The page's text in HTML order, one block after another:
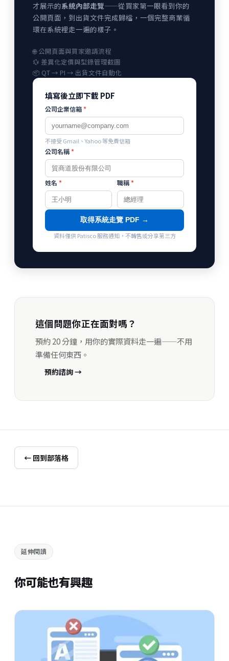
才展示的系統內部走覽——從買家第一眼看到你的
公開頁面，到出貨文件完成歸檔，一個完整商業循
環在系統裡走一遍的樣子。
🌐 公開頁面與買家邀請流程
💱 差異化定價與型錄管理截圖
📦 QT → PI → 出貨文件自動化
填寫後立即下載 PDF
公司企業信箱*
不接受 Gmail、Yahoo 等免費信箱
公司名稱*
姓名 * 職稱*
取得系統走覽 PDF →
資料僅供 Patisco 服務通知，不轉售或分享第三方
這個問題你正在面對嗎？
預約 20 分鐘，用你的實際資料走一遍——不用
準備任何東西。
預約諮詢 →
← 回到部落格
延伸閱讀
你可能也有興趣